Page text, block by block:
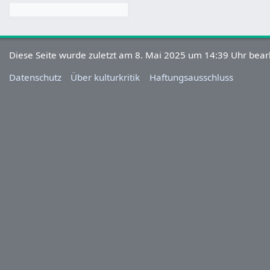
Diese Seite wurde zuletzt am 8. Mai 2025 um 14:39 Uhr
Datenschutz
Über kulturkritik Haftungsausschluss